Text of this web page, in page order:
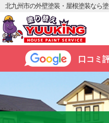
北九州市の外壁塗装・屋根塗装なら
口コミ